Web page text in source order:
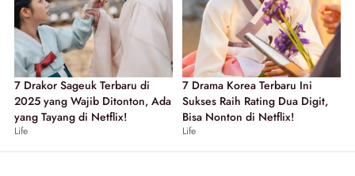
7 Drakor Sageuk Terbaru di
2025 yang Wajib Ditonton, Ada
yang Tayang di Netflix!
Life
7 Drama Korea Terbaru Ini
Sukses Raih Rating Dua Digit,
Bisa Nonton di Netflix!
Life